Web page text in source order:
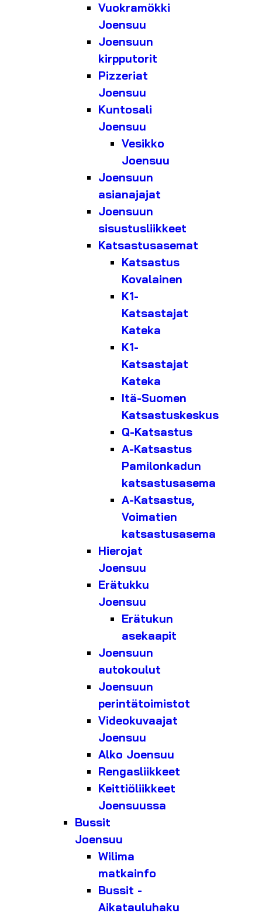
Vuokramökki
Joensuu
Joensuun
kirpputorit
Pizzeriat
Joensuu
Kuntosali
Joensuu
Vesikko
Joensuu
Joensuun
asianajajat
Joensuun
sisustusliikkeet
Katsastusasemat
Katsastus
Kovalainen
K1-
Katsastajat
Kateka
K1-
Katsastajat
Kateka
Itä-Suomen
Katsastuskeskus
Q-Katsastus
A-Katsastus
Pamilonkadun
katsastusasema
A-Katsastus,
Voimatien
katsastusasema
Hierojat
Joensuu
Erätukku
Joensuu
Erätukun
asekaapit
Joensuun
autokoulut
Joensuun
perintätoimistot
Videokuvaajat
Joensuu
Alko Joensuu
Rengasliikkeet
Keittiöliikkeet
Joensuussa
Bussit
Joensuu
Wilima
matkainfo
Bussit -
Aikatauluhaku